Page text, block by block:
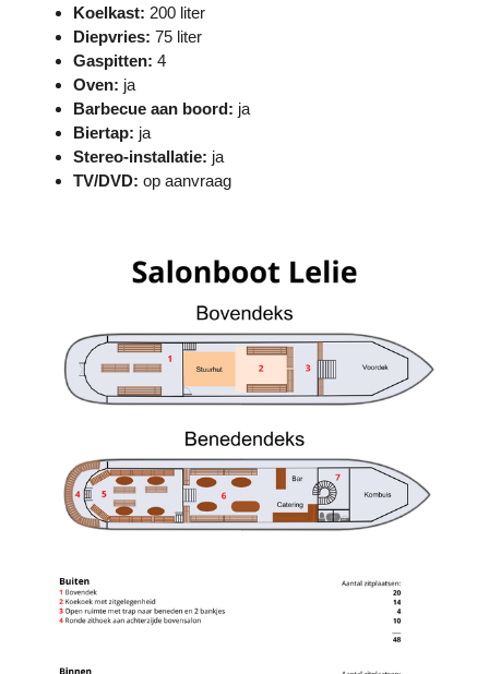
Koelkast: 200 liter
Diepvries: 75 liter
Gaspitten: 4
Oven: ja
Barbecue aan boord: ja
Biertap: ja
Stereo-installatie: ja
TV/DVD: op aanvraag